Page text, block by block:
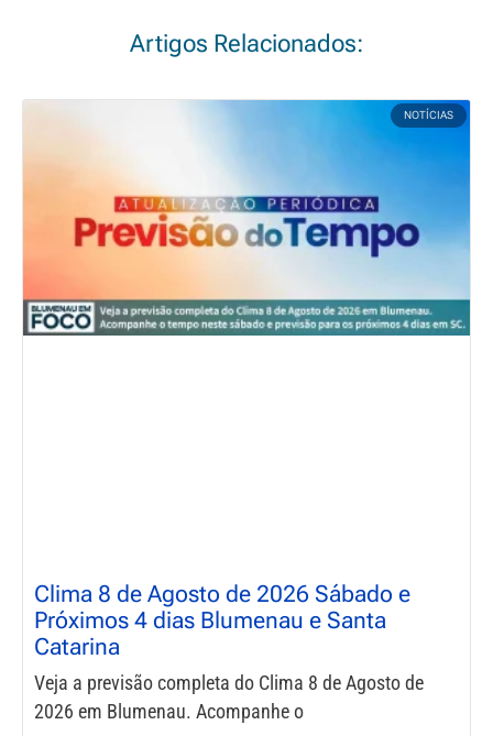
Artigos Relacionados:
NOTÍCIAS
Clima 8 de Agosto de 2026 Sábado e
Próximos 4 dias Blumenau e Santa
Catarina
Veja a previsão completa do Clima 8 de Agosto de
2026 em Blumenau. Acompanhe o